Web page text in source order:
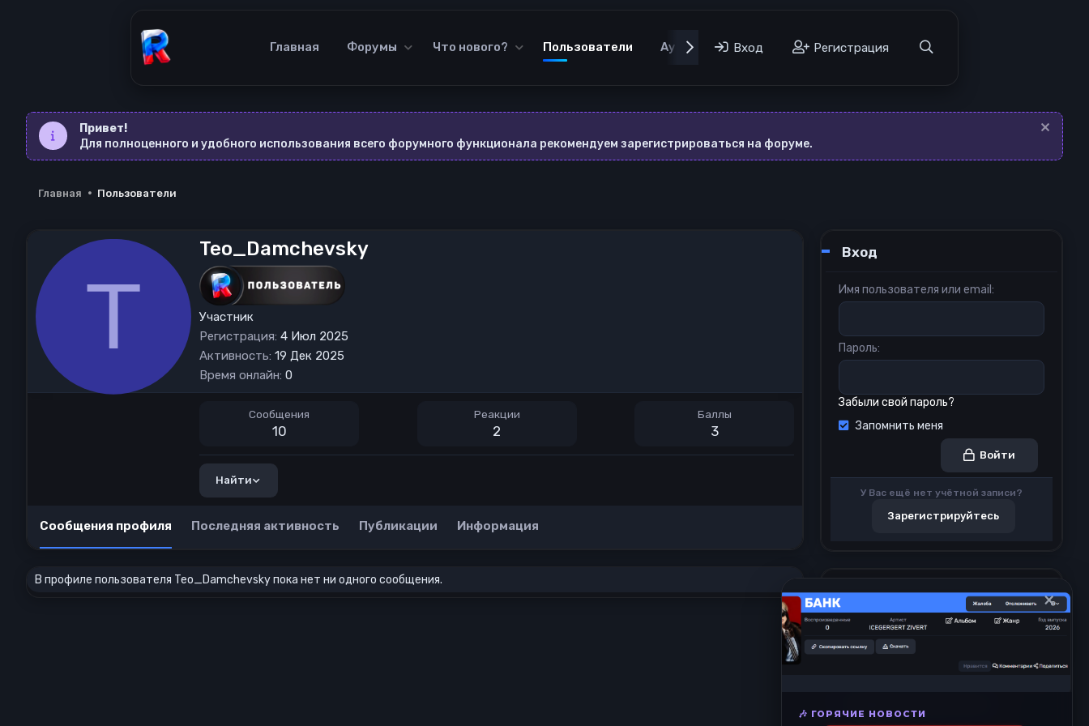
Главная Форумы Что нового? Пользователи Аудиотека Вход Регистрация
Привет!
Для полноценного и удобного использования всего форумного функционала рекомендуем зарегистрироваться на форуме.
Главная Пользователи
T
Teo_Damchevsky
Участник
Регистрация 4 Июл 2025
Активность 19 Дек 2025
Время онлайн 0
Сообщения
10
Реакции
2
Баллы
3
Найти
Сообщения профиля Последняя активность Публикации Информация
В профиле пользователя Teo_Damchevsky пока нет ни одного сообщения.
Вход
Имя пользователя или email
Пароль
Забыли свой пароль?
Запомнить меня
Войти
У Вас ещё нет учётной записи?
Зарегистрируйтесь
Просмотров профиля
18
×
🎶 ГОРЯЧИЕ НОВОСТИ